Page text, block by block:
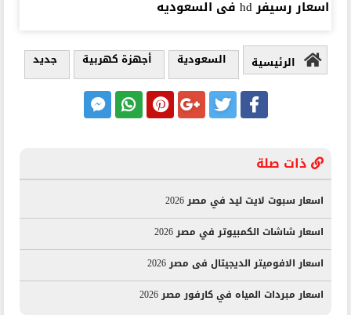
اسعار رسيفر hd فى السعوديه
الرئيسية السعودية أجهزة كهربية جديد
ذات صلة
اسعار سبوت لايت ليد في مصر 2026
اسعار شاشات الكمبيوتر في مصر 2026
اسعار الافوميتر الديجيتال فى مصر 2026
اسعار مبردات المياه في كارفور مصر 2026